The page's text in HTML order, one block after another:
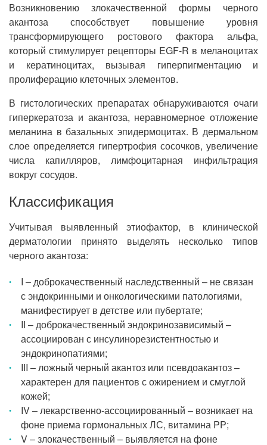
Возникновению злокачественной формы черного
акантоза способствует повышение уровня
трансформирующего ростового фактора альфа,
который стимулирует рецепторы EGF-R в меланоцитах
и кератиноцитах, вызывая гиперпигментацию и
пролиферацию клеточных элементов.
В гистологических препаратах обнаруживаются очаги
гиперкератоза и акантоза, неравномерное отложение
меланина в базальных эпидермоцитах. В дермальном
слое определяется гипертрофия сосочков, увеличение
числа капилляров, лимфоцитарная инфильтрация
вокруг сосудов.
Классификация
Учитывая выявленный этиофактор, в клинической
дерматологии принято выделять несколько типов
черного акантоза:
I ‒ доброкачественный наследственный – не связан
с эндокринными и онкологическими патологиями,
манифестирует в детстве или пубертате;
II – доброкачественный эндокринозависимый –
ассоциирован с инсулинорезистентностью и
эндокринопатиями;
III – ложный черный акантоз или псевдоакантоз –
характерен для пациентов с ожирением и смуглой
кожей;
IV – лекарственно-ассоциированный – возникает на
фоне приема гормональных ЛС, витамина PP;
V – злокачественный – выявляется на фоне